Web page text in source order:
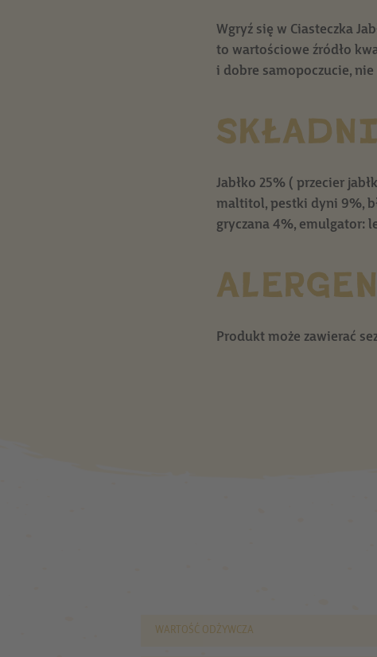
Wgryź się w Ciasteczka
to wartościowe źródło
i dobre samopoczucie, nie
Jabłko 25% ( przecier
maltitol, pestki dyni 9%,
gryczana 4%, emulgator:
Produkt może zawierać
WARTOŚĆ ODŻYWCZA